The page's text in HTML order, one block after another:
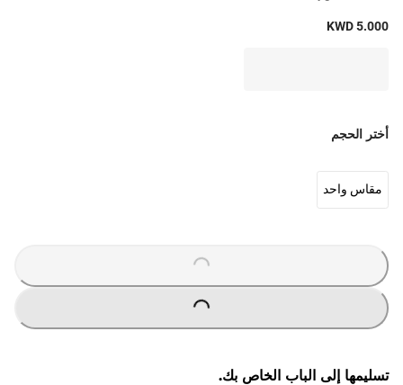
KWD 5.000
أختر الحجم
مقاس واحد
L
.
L
.
تسليمها إلى الباب الخاص بك.